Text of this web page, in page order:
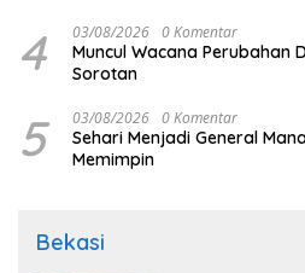
4 03/08/2026 0 Komentar
Muncul Wacana Perubahan
Sorotan
5 03/08/2026 0 Komentar
Sehari Menjadi General
Memimpin
Bekasi